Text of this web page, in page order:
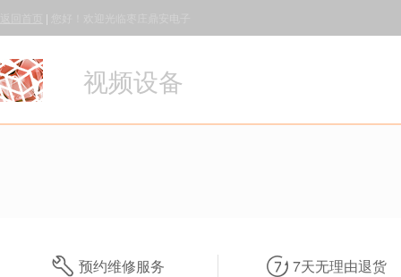
|
视频设备
预约维修服务 7天无理由退货